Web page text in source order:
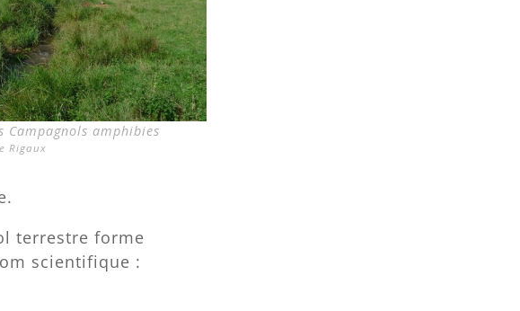
Campagnols amphibies
Rigaux
terrestre forme
scientifique :